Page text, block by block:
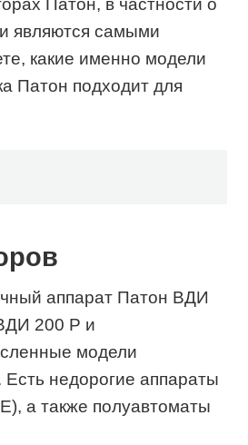
Патон, в частности о
являются самыми
какие именно модели
Патон подходит для
аппарат Патон ВДИ
200 Р и
модели
Есть недорогие аппараты
а также полуавтоматы